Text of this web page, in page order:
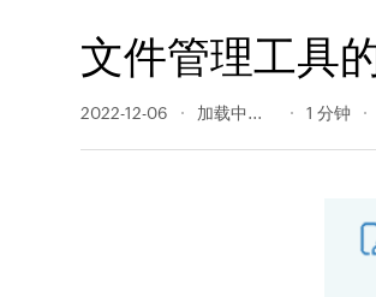
文件管理工具
2022-12-06 170 阅读量 1 分钟